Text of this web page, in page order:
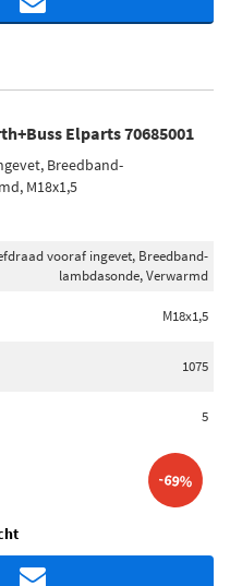
Elparts 70685001
Breedband-
M18x1,5
vooraf ingevet, Breedband-
lambdasonde, Verwarmd
M18x1,5
1075
5
-69%